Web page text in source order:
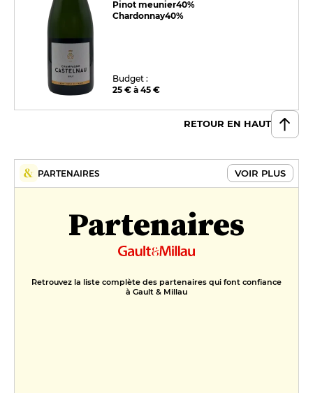
Pinot meunier40%
Chardonnay40%
Budget :
25 € à 45 €
RETOUR EN HAUT
PARTENAIRES VOIR PLUS
Partenaires
Retrouvez la liste complète des partenaires qui font confiance
à Gault & Millau